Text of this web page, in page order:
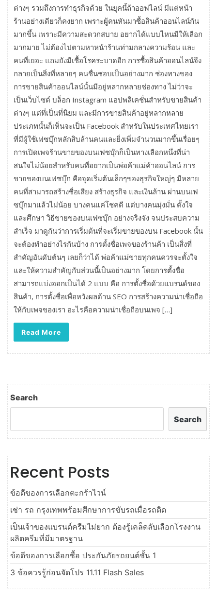
ต่างๆ รวมถึงการทำธุรกิจด้วย ในยุคนี้ถ้าออฟไลน์ มีแต่หน้า
ร้านอย่างเดียวก็คงยาก เพราะผู้คนหันมาซื้อสินค้าออนไลน์กัน
มากขึ้น เพราะมีความสะดวกสบาย อยากได้แบบไหนมีให้เลือก
มากมาย ไม่ต้องไปตามหาหน้าร้านท่ามกลางความร้อน และ
คนที่เยอะ แถมยังมีเชื้อโรคระบาดอีก การซื้อสินค้าออนไลน์จึง
กลายเป็นสิ่งที่หลายๆ คนชื่นชอบเป็นอย่างมาก ช่องทางของ
การขายสินค้าออนไลน์นั้นมีอยู่หลากหลายช่องทาง ไม่ว่าจะ
เป็นเว็บไซต์ บล็อก Instagram แอปพลิเคชั่นสำหรับขายสินค้า
ต่างๆ แต่ที่เป็นที่นิยม และมีการขายสินค้าอยู่หลากหลาย
ประเภทนั้นก็เห็นจะเป็น Facebook สำหรับในประเทศไทยเรา
ที่มีผู้ใช้เฟซบุ๊กหลักสิบล้านคนและยิ่งเพิ่มจำนวนมากขึ้นเรื่อยๆ
การเปิดเพจร้านขายของบนเฟซบุ๊กก็เป็นทางเลือกหนึ่งที่น่า
สนใจไม่น้อยสำหรับคนที่อยากเป็นพ่อค้าแม่ค้าออนไลน์ การ
ขายของบนเฟซบุ๊ก คือจุดเริ่มต้นเล็กๆของธุรกิจใหญ่ๆ มีหลาย
คนที่สามารถสร้างชื่อเสียง สร้างธุรกิจ และเงินล้าน ผ่านบนเฟ
ซบุ๊กมาแล้วไม่น้อย บางคนแค่โชคดี แต่บางคนมุ่งมั่น ตั้งใจ
และศึกษา วิธีขายของบนเฟซบุ๊ก อย่างจริงจัง จนประสบความ
สำเร็จ มาดูกันว่าการเริ่มต้นที่จะเริ่มขายของบน Facebook นั้น
จะต้องทำอย่างไรกันบ้าง การตั้งชื่อเพจของร้านค้า เป็นสิ่งที่
สำคัญอันดับต้นๆ เลยก็ว่าได้ พ่อค้าแม่ขายทุกคนควรจะตั้งใจ
และให้ความสำคัญกับส่วนนี้เป็นอย่างมาก โดยการตั้งชื่อ
สามารถแบ่งออกเป็นได้ 2 แบบ คือ การตั้งชื่อด้วยแบรนด์ของ
สินค้า, การตั้งชื่อเพื่อหวังผลด้าน SEO การสร้างความน่าเชื่อถือ
ให้กับเพจของเรา อะไรคือความน่าเชื่อถือบนเพจ […]
Read More
Search
Search
Recent Posts
ข้อดีของการเลือกตะกร้าไวน์
เช่า รถ กรุงเทพพร้อมศึกษาการขับรถเมื่อรถติด
เป็นเจ้าของแบรนด์ครีมไม่ยาก ต้องรู้เคล็ดลับเลือกโรงงาน
ผลิตครีมที่มีมาตรฐาน
ข้อดีของการเลือกซื้อ ประกันภัยรถยนต์ชั้น 1
3 ข้อควรรู้ก่อนจัดโปร 11.11 Flash Sales